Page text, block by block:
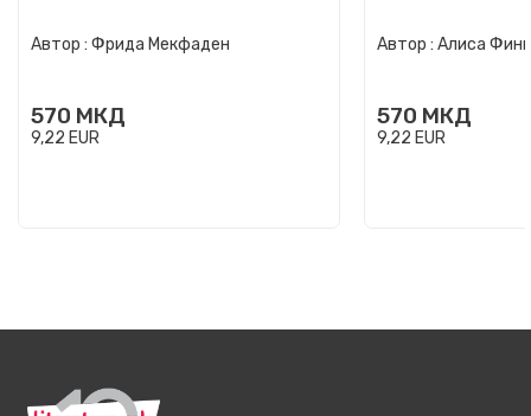
Автор : Фрида Мекфаден
570 МКД
9,22 EUR
Автор : Алиса Фини
570 МКД
9,22 EUR